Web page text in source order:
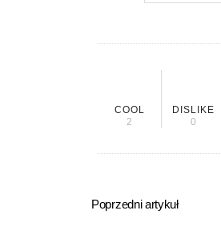
COOL
2
DISLIKE
0
Poprzedni artykuł